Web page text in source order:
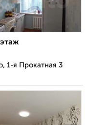
1-я Прокатная 3